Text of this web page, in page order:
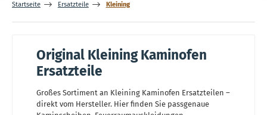
Startseite Ersatzteile Kleining
Original Kleining Kaminofen
Ersatzteile
Großes Sortiment an Kleining Kaminofen Ersatzteilen –
direkt vom Hersteller. Hier finden Sie passgenaue